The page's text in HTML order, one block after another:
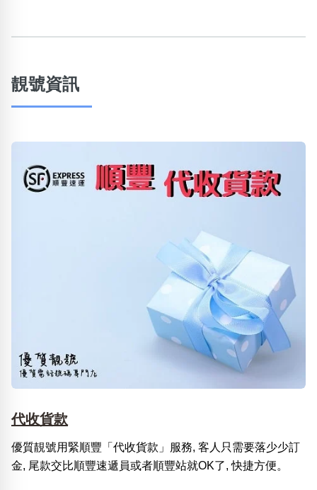
靚號資訊
代收貨款
優質靚號用緊順豐「代收貨款」服務, 客人只需要落少少訂
金, 尾款交比順豐速遞員或者順豐站就OK了, 快捷方便。